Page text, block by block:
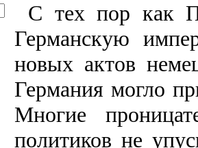
С тех пор как
Германскую
новых актов
Германия могло
Многие
политиков не